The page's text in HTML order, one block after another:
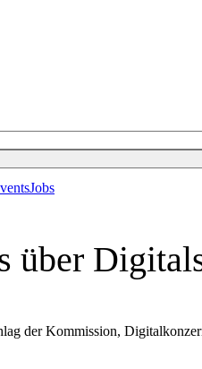
Jobs
über
der Kommission,